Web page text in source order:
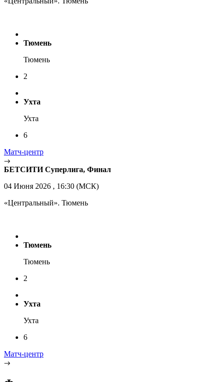
Тюмень
Тюмень
2
Ухта
Ухта
6
Матч-центр
БЕТСИТИ Суперлига, Финал
04 Июня 2026 , 16:30 (МСК)
«Центральный». Тюмень
Тюмень
Тюмень
2
Ухта
Ухта
6
Матч-центр